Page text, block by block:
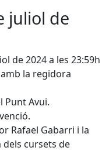
juliol de
de 2024 a les 23:59h
la regidora
Punt Avui.
Rafael Gabarri i la
dels cursets de